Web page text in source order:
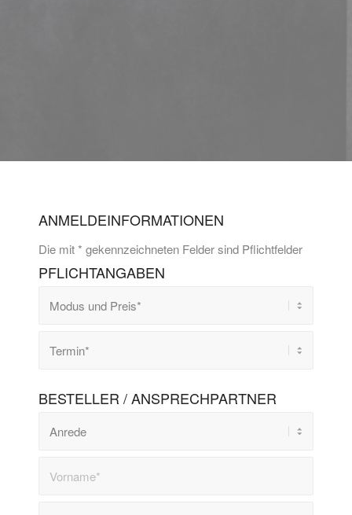
ANMELDEINFORMATIONEN
Die mit * gekennzeichneten Felder sind Pflichtfelder
PFLICHTANGABEN
BESTELLER / ANSPRECHPARTNER